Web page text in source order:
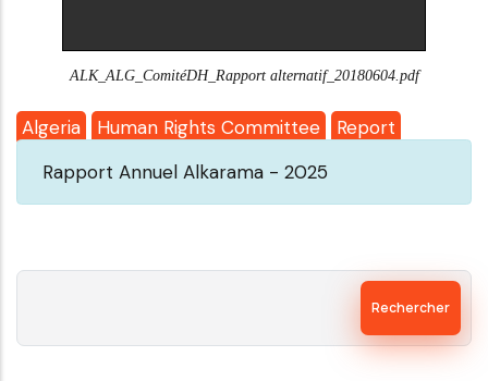
ALK_ALG_ComitéDH_Rapport alternatif_20180604.pdf
Algeria Human Rights Committee
Report
Rapport Annuel Alkarama - 2025